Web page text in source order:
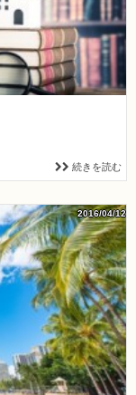
続きを読む
2016/04/12